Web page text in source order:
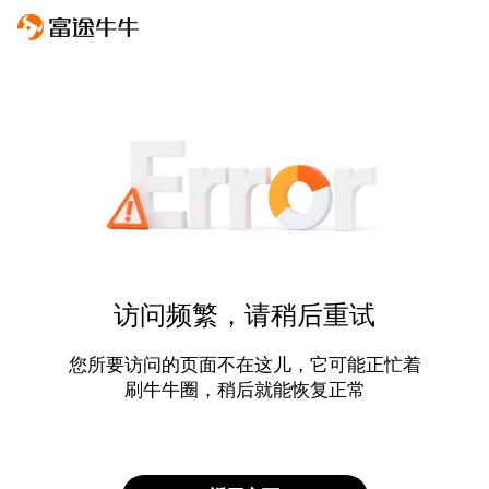
访问频繁，请稍后重试
您所要访问的页面不在这儿，它可能正忙着
刷牛牛圈，稍后就能恢复正常